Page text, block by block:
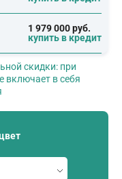
1 979 000 руб.
купить в кредит
скидки: при
включает в себя